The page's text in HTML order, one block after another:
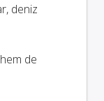
deniz
de